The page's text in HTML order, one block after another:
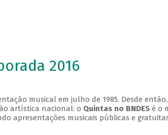
2016
musical em julho de 1985. Desde
artística nacional: o Quintas no BNDESé o
apresentações musicais públicas e